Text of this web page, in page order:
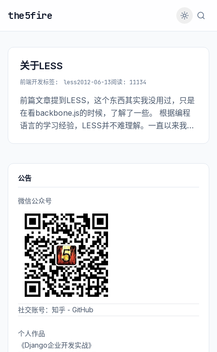
the5fire
关于LESS
前端开发标签: less2012-06-13阅读: 11134
前篇文章提到LESS，这个东西其实我没用过，只是
在看backbone.js的时候，了解了一些。 根据编程
语言的学习经验，LESS并不难理解。一直以来我们
color:red;）也是一个单元
公告
微信公众号
社交账号： 知乎 - GitHub
个人作品
《Django企业开发实战》